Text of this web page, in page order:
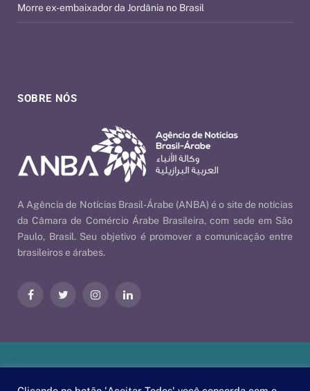
SOBRE NÓS
A Agência de Notícias Brasil-Árabe (ANBA) é o site de notícias
da Câmara de Comércio Árabe Brasileira, com sede em São
Paulo, Brasil. Seu objetivo é promover a comunicação entre
brasileiros e árabes.
FacebookTwitter InstagramLinkedIn
Morre ex-embaixador da Jordânia no Brasil